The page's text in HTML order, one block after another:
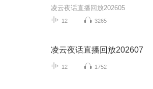
凌云夜话直播回放202605
12 3265
凌云夜话直播回放202607
12 1752